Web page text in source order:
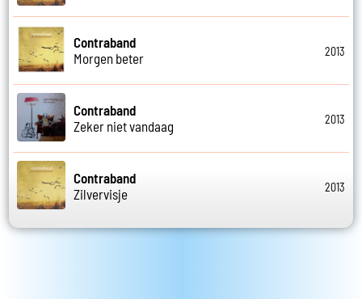
Contraband
Morgen beter
2013
Contraband
Zeker niet vandaag
2013
Contraband
Zilvervisje
2013